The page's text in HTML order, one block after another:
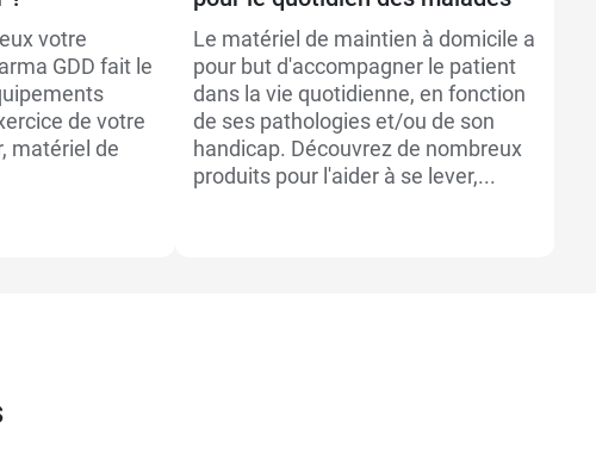
votre
GDD fait le
de votre
matériel de
Le matériel de maintien à domicile a
pour but d'accompagner le patient
dans la vie quotidienne, en fonction
de ses pathologies et/ou de son
handicap. Découvrez de nombreux
produits pour l'aider à se lever,...